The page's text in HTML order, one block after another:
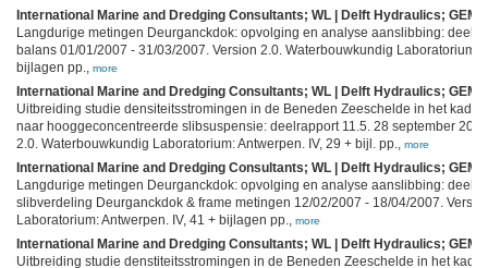
International Marine and Dredging Consultants; WL | Delft Hydraulics;
Langdurige metingen Deurganckdok: opvolging en analyse aanslibbing:
balans 01/01/2007 - 31/03/2007. Version 2.0. Waterbouwkundig Laboratorium:
bijlagen pp., more
International Marine and Dredging Consultants; WL | Delft Hydraulics;
Uitbreiding studie densiteitsstromingen in de Beneden Zeeschelde in het kader
naar hooggeconcentreerde slibsuspensie: deelrapport 11.5. 28 september
2.0. Waterbouwkundig Laboratorium: Antwerpen. IV, 29 + bijl. pp., more
International Marine and Dredging Consultants; WL | Delft Hydraulics;
Langdurige metingen Deurganckdok: opvolging en analyse aanslibbing:
slibverdeling Deurganckdok & frame metingen 12/02/2007 - 18/04/2007.
Laboratorium: Antwerpen. IV, 41 + bijlagen pp., more
International Marine and Dredging Consultants; WL | Delft Hydraulics;
Uitbreiding studie denstiteitsstromingen in de Beneden Zeeschelde in het